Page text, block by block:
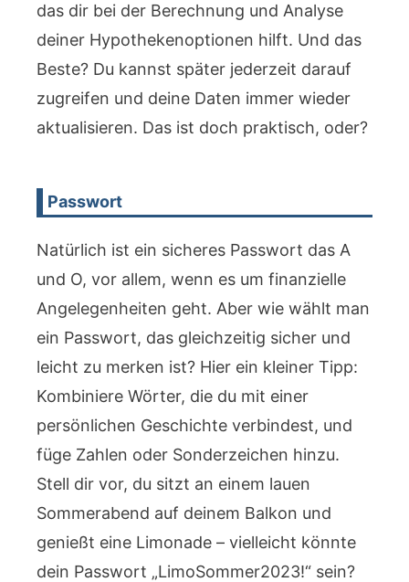
das dir bei der Berechnung und Analyse
deiner Hypothekenoptionen hilft. Und das
Beste? Du kannst später jederzeit darauf
zugreifen und deine Daten immer wieder
aktualisieren. Das ist doch praktisch, oder?
Passwort
Natürlich ist ein sicheres Passwort das A
und O, vor allem, wenn es um finanzielle
Angelegenheiten geht. Aber wie wählt man
ein Passwort, das gleichzeitig sicher und
leicht zu merken ist? Hier ein kleiner Tipp:
Kombiniere Wörter, die du mit einer
persönlichen Geschichte verbindest, und
füge Zahlen oder Sonderzeichen hinzu.
Stell dir vor, du sitzt an einem lauen
Sommerabend auf deinem Balkon und
genießt eine Limonade – vielleicht könnte
dein Passwort „LimoSommer2023!“ sein?